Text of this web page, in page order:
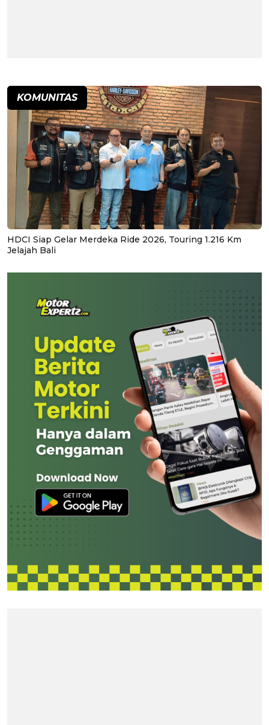
KOMUNITAS
HDCI Siap Gelar Merdeka Ride 2026, Touring 1.216 Km
Jelajah Bali